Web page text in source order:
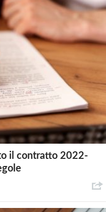
il contratto 2022-